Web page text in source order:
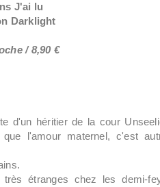
J'ai lu
Darklight
/ 8,90 €
d'un héritier de la cour
l'amour maternel, c'est
étranges chez les demi-